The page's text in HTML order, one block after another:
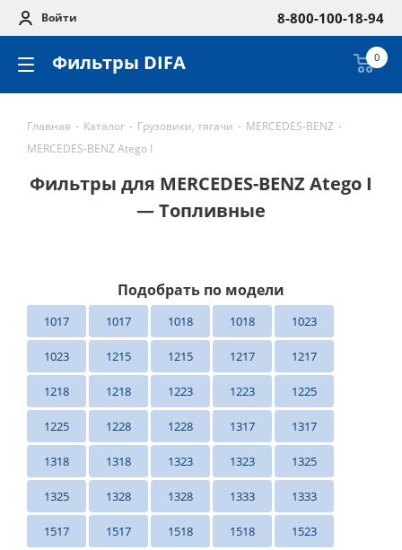
Войти 8-800-100-18-94
Фильтры DIFA 0
Главная - Каталог - Грузовики, тягачи - MERCEDES-BENZ -
MERCEDES-BENZ Atego I
Фильтры для MERCEDES-BENZ Atego I
— Топливные
Подобрать по модели
1017 1017 1018 1018 1023
1023 1215 1215 1217 1217
1218 1218 1223 1223 1225
1225 1228 1228 1317 1317
1318 1318 1323 1323 1325
1325 1328 1328 1333 1333
1517 1517 1518 1518 1523